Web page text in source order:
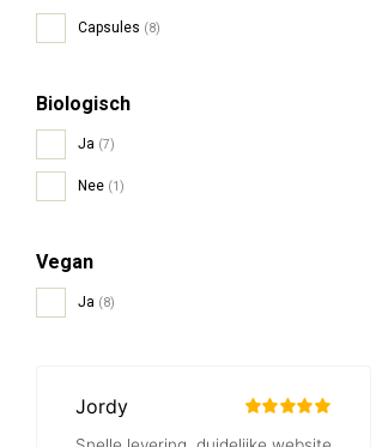
Capsules (8)
Biologisch
Ja (7)
Nee (1)
Vegan
Ja (8)